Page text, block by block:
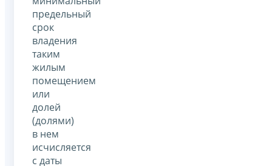
предельный
срок
владения
таким
жилым
помещением
или
долей
(долями)
в нем
исчисляется
с даты